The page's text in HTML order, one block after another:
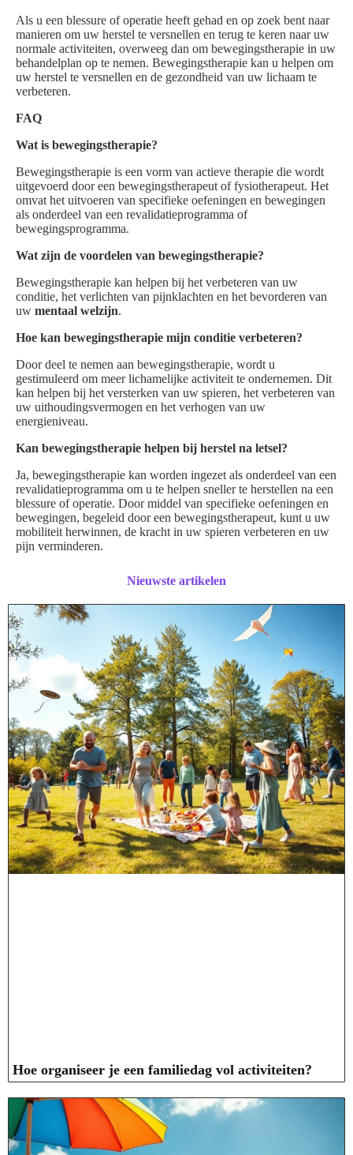
Als u een blessure of operatie heeft gehad en op zoek bent naar
manieren om uw herstel te versnellen en terug te keren naar uw
normale activiteiten, overweeg dan om bewegingstherapie in uw
behandelplan op te nemen. Bewegingstherapie kan u helpen om
uw herstel te versnellen en de gezondheid van uw lichaam te
verbeteren.
FAQ
Wat is bewegingstherapie?
Bewegingstherapie is een vorm van actieve therapie die wordt
uitgevoerd door een bewegingstherapeut of fysiotherapeut. Het
omvat het uitvoeren van specifieke oefeningen en bewegingen
als onderdeel van een revalidatieprogramma of
bewegingsprogramma.
Wat zijn de voordelen van bewegingstherapie?
Bewegingstherapie kan helpen bij het verbeteren van uw
conditie, het verlichten van pijnklachten en het bevorderen van
uw mentaal welzijn.
Hoe kan bewegingstherapie mijn conditie verbeteren?
Door deel te nemen aan bewegingstherapie, wordt u
gestimuleerd om meer lichamelijke activiteit te ondernemen. Dit
kan helpen bij het versterken van uw spieren, het verbeteren van
uw uithoudingsvermogen en het verhogen van uw
energieniveau.
Kan bewegingstherapie helpen bij herstel na letsel?
Ja, bewegingstherapie kan worden ingezet als onderdeel van een
revalidatieprogramma om u te helpen sneller te herstellen na een
blessure of operatie. Door middel van specifieke oefeningen en
bewegingen, begeleid door een bewegingstherapeut, kunt u uw
mobiliteit herwinnen, de kracht in uw spieren verbeteren en uw
pijn verminderen.
Nieuwste artikelen
Hoe organiseer je een familiedag vol activiteiten?